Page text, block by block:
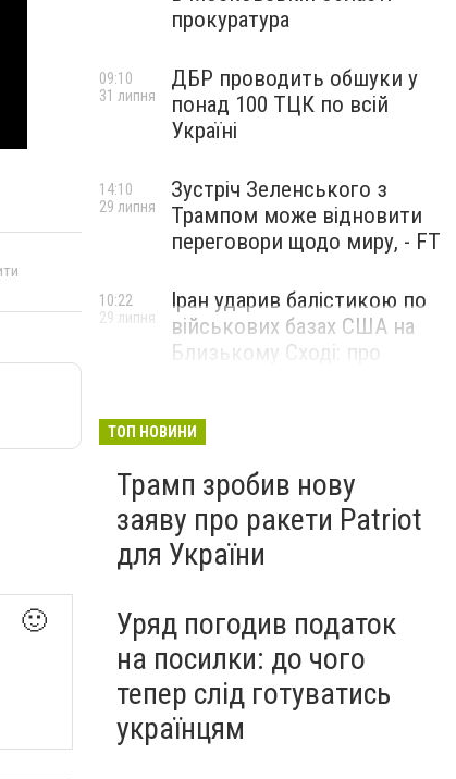
🙂
прокуратура
ДБР проводить обшуки у
понад 100 ТЦК по всій
Україні
09:10
31 липня
Зустріч Зеленського з
Трампом може відновити
переговори щодо миру, - FT
14:10
29 липня
Іран ударив балістикою по
військових базах США на
Близькому Сході: про
10:22
29 липня
ТОП НОВИНИ
Трамп зробив нову
заяву про ракети Patriot
для України
Уряд погодив податок
на посилки: до чого
тепер слід готуватись
українцям